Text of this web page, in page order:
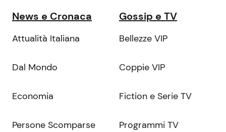
News e Cronaca
Attualità Italiana
Dal Mondo
Economia
Persone Scomparse
Gossip e TV
Bellezze VIP
Coppie VIP
Fiction e Serie TV
Programmi TV